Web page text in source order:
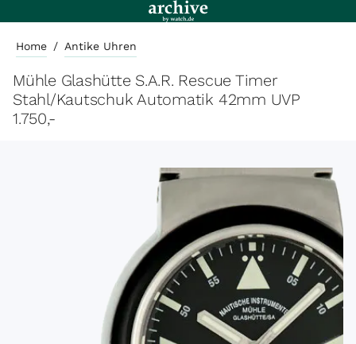
Home / Antike Uhren
Mühle Glashütte S.A.R. Rescue Timer
Stahl/Kautschuk Automatik 42mm UVP
1.750,-